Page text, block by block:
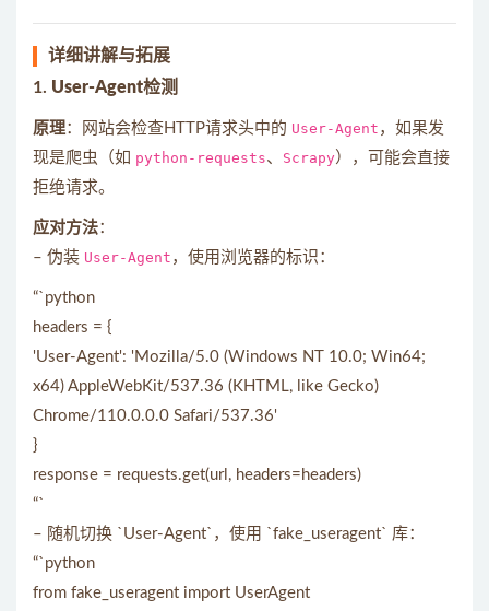
详细讲解与拓展
1. User-Agent检测
原理：网站会检查HTTP请求头中的 User-Agent ，如果发
现是爬虫（如 python-requests、 Scrapy），可能会直接
拒绝请求。
应对方法：
– 伪装 User-Agent ，使用浏览器的标识：
“`python
headers = {
'User-Agent': 'Mozilla/5.0 (Windows NT 10.0; Win64;
x64) AppleWebKit/537.36 (KHTML, like Gecko)
Chrome/110.0.0.0 Safari/537.36'
}
response = requests.get(url, headers=headers)
“`
– 随机切换 `User-Agent`，使用 `fake_useragent` 库：
“`python
from fake_useragent import UserAgent